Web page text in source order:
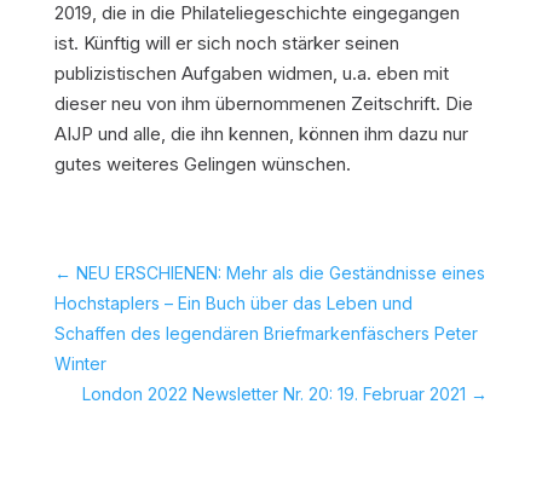
2019, die in die Philateliegeschichte eingegangen
ist. Künftig will er sich noch stärker seinen
publizistischen Aufgaben widmen, u.a. eben mit
dieser neu von ihm übernommenen Zeitschrift. Die
AIJP und alle, die ihn kennen, können ihm dazu nur
gutes weiteres Gelingen wünschen.
← NEU ERSCHIENEN: Mehr als die Geständnisse eines
Hochstaplers – Ein Buch über das Leben und
Schaffen des legendären Briefmarkenfäschers Peter
Winter
London 2022 Newsletter Nr. 20: 19. Februar 2021 →